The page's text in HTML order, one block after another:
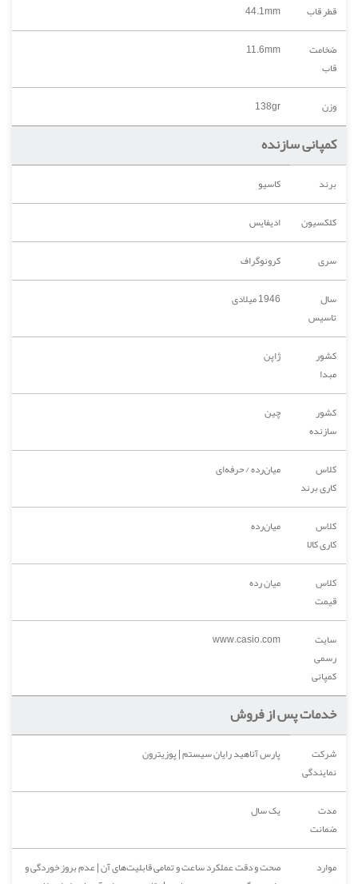
قطر قاب
44.1mm
ضخامت
قاب
11.6mm
وزن 138gr
کمپانی سازنده
برند
کاسیو
کلکسیون
ادیفایس
سری
کرونوگراف
سال
تاسیس
1946 میلادی
کشور
مبدا
ژاپن
کشور
سازنده
چین
کلاس
کاری برند
میان‌رده / حرفه‌ای
کلاس
کاری کالا
میان‌رده
کلاس
قیمت
میان رده
سایت
رسمی
کمپانی
www.casio.com
خدمات پس از فروش
شرکت
نمایندگی
پارس آناهید رایان سیستم | پوزیترون
مدت
ضمانت
یک سال
موارد
صحت و دقت عملکرد ساعت و تمامی قابلیت‌های آن | عدم بروز خوردگی و